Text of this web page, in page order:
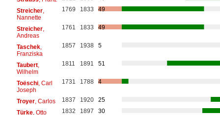
Streicher,
Nannette
1769 1833 49
Streicher,
Andreas
1761 1833 49
Taschek,
Franziska
1857 1938 5
Taubert,
Wilhelm
1811 1891 51
Toëschi, Carl
Joseph
1731 1788 4
Troyer, Carlos 1837 1920
25
Türke, Otto 1832 1897
30